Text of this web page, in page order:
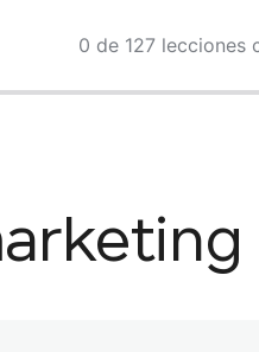
0 de 127 lecciones